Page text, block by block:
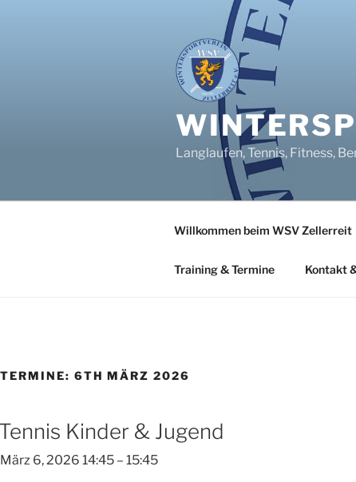
Langlaufen, Tennis, Fitness,
Willkommen beim WSV Zellerreit
Training & Termine Kontakt
TERMINE: 6TH MÄRZ 2026
Kinder & Jugend
März 6, 2026 14:45 – 15:45